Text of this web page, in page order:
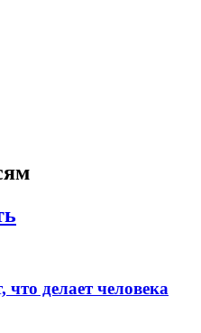
делает человека